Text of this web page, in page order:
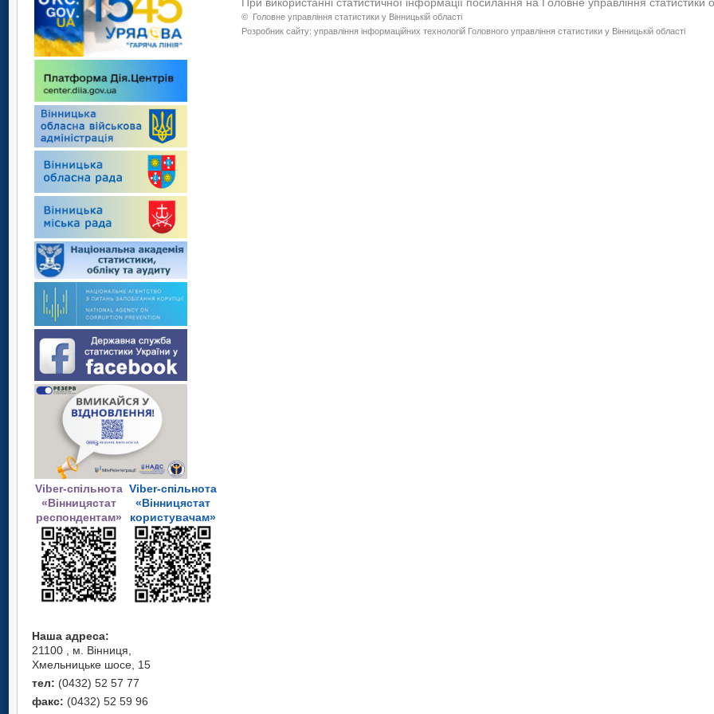
Viber-спільнота
«Вінницястат
респондентам»
Viber-спільнота
«Вінницястат
користувачам»
Наша адреса:
21100 , м. Вінниця,
Хмельницьке шосе, 15
тел: (0432) 52 57 77
факс: (0432) 52 59 96
© Головне управління статистики у Вінницькій області
Розробник сайту: управління інформаційних технологій Головного управління статистики у Вінницькій області